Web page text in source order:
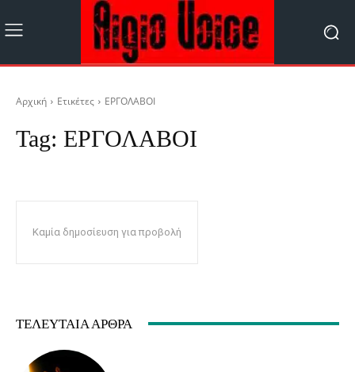
Αρχική Ετικέτες ΕΡΓΟΛΑΒΟΙ
Tag: ΕΡΓΟΛΑΒΟΙ
Καμία δημοσίευση για προβολή
ΤΕΛΕΥΤΑΊΑ ΆΡΘΡΑ